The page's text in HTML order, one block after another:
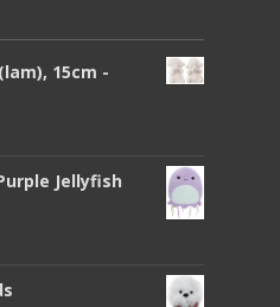
15cm -
Jellyfish